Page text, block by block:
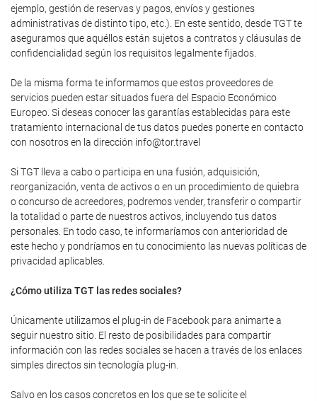
ejemplo, gestión de reservas y pagos, envíos y gestiones
administrativas de distinto tipo, etc.). En este sentido, desde TGT te
aseguramos que aquéllos están sujetos a contratos y cláusulas de
confidencialidad según los requisitos legalmente fijados.
De la misma forma te informamos que estos proveedores de
servicios pueden estar situados fuera del Espacio Económico
Europeo. Si deseas conocer las garantías establecidas para este
tratamiento internacional de tus datos puedes ponerte en contacto
con nosotros en la dirección info@tor.travel
Si TGT lleva a cabo o participa en una fusión, adquisición,
reorganización, venta de activos o en un procedimiento de quiebra
o concurso de acreedores, podremos vender, transferir o compartir
la totalidad o parte de nuestros activos, incluyendo tus datos
personales. En todo caso, te informaríamos con anterioridad de
este hecho y pondríamos en tu conocimiento las nuevas políticas de
privacidad aplicables.
¿Cómo utiliza TGT las redes sociales?
Únicamente utilizamos el plug-in de Facebook para animarte a
seguir nuestro sitio. El resto de posibilidades para compartir
información con las redes sociales se hacen a través de los enlaces
simples directos sin tecnología plug-in.
Salvo en los casos concretos en los que se te solicite el